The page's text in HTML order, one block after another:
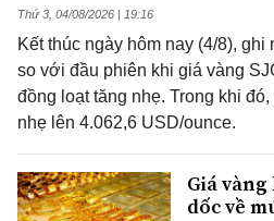
Thứ 3, 04/08/2026 | 19:16
Kết thúc ngày hôm nay (4/8),
so với đầu phiên khi giá vàng
đồng loạt tăng nhẹ. Trong khi
nhẹ lên 4.062,6 USD/ounce.
Giá
dốc về